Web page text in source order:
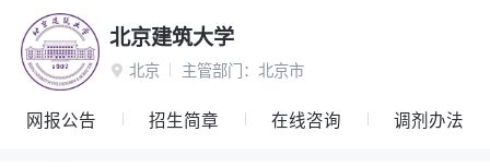
北京建筑大学
 北京 主管部门： 北京市
网报公告 招生简章 在线咨询 调剂办法